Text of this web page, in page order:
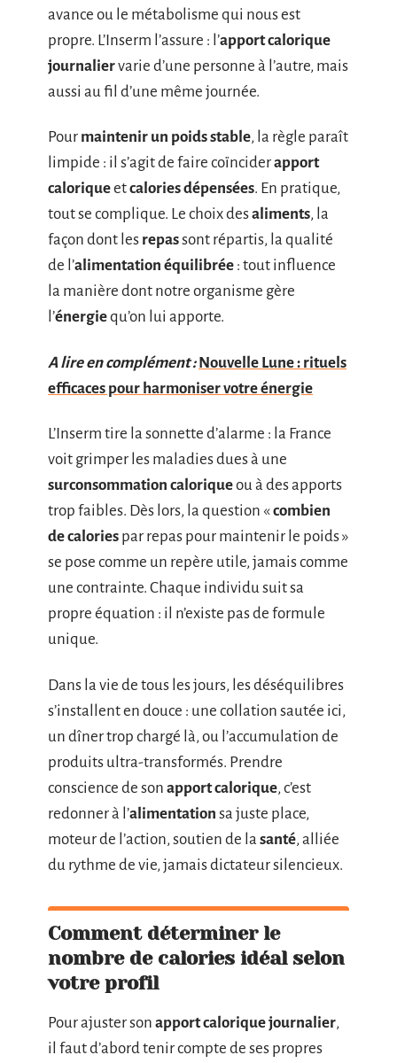
avance ou le métabolisme qui nous est
propre. L’Inserm l’assure : l’apport calorique
journaliervarie d’une personne à l’autre, mais
aussi au fil d’une même journée.
Pour maintenir un poids stable, la règle paraît
limpide : il s’agit de faire coïnciderapport
caloriqueetcalories dépensées. En pratique,
tout se complique. Le choix desaliments, la
façon dont les repassont répartis, la qualité
de l’alimentation équilibrée : tout influence
la manière dont notre organisme gère
l’énergiequ’on lui apporte.
A lire en complément : Nouvelle Lune : rituels
efficaces pour harmoniser votre énergie
L’Inserm tire la sonnette d’alarme : la France
voit grimper les maladies dues à une
surconsommation caloriqueou à des apports
trop faibles. Dès lors, la question «combien
de calories par repas pour maintenir le poids »
se pose comme un repère utile, jamais comme
une contrainte. Chaque individu suit sa
propre équation : il n’existe pas de formule
unique.
Dans la vie de tous les jours, les déséquilibres
s’installent en douce : une collation sautée ici,
un dîner trop chargé là, ou l’accumulation de
produits ultra-transformés. Prendre
conscience de son apport calorique, c’est
redonner à l’alimentation sa juste place,
moteur de l’action, soutien de la santé, alliée
du rythme de vie, jamais dictateur silencieux.
Comment déterminer le
nombre de calories idéal selon
votre profil
Pour ajuster son apport calorique journalier,
il faut d’abord tenir compte de ses propres